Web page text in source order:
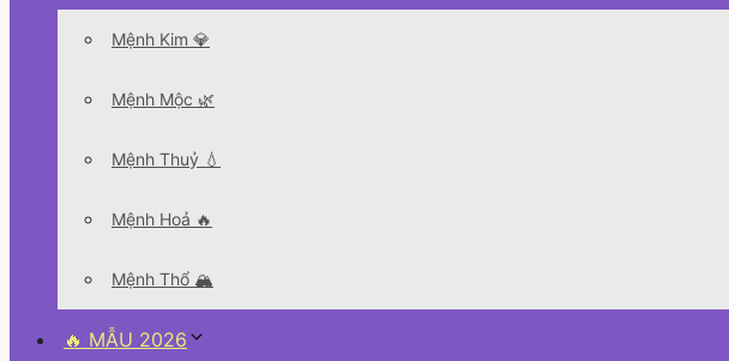
Mệnh Kim 💎
Mệnh Mộc 🌿
Mệnh Thuỷ 💧
Mệnh Hoả 🔥
Mệnh Thổ 🏔️
🔥 MẪU 2026